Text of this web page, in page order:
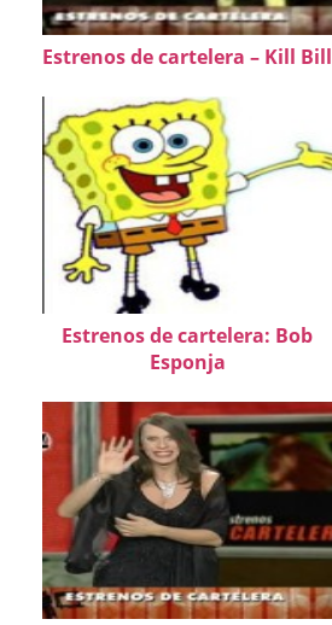
Estrenos de cartelera – Kill Bill
Estrenos de cartelera: Bob
Esponja